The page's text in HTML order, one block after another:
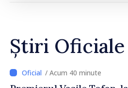
Știri Oficiale
/ Acum 40 minute